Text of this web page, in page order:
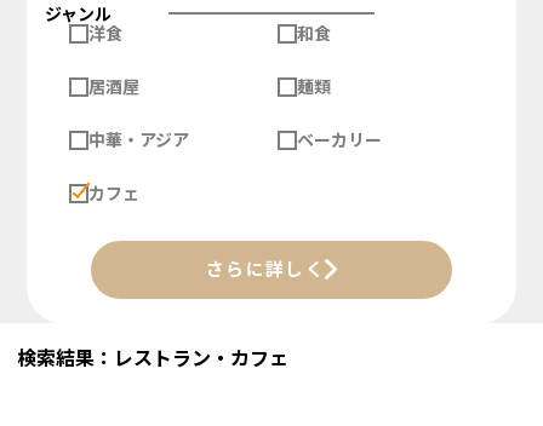
ジャンル
洋食
和食
居酒屋 麺類
中華・アジア ベーカリー
カフェ
さらに詳しく
検索結果：レストラン・カフェ